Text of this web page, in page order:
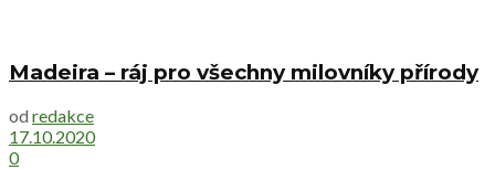
Madeira – ráj pro všechny milovníky přírody
od redakce
17.10.2020
0